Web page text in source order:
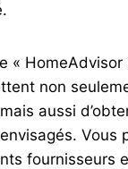
« HomeAdvisor
non
aussi
Vous
fournisseurs